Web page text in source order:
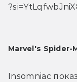
Marvel's Spider-
Insomniac